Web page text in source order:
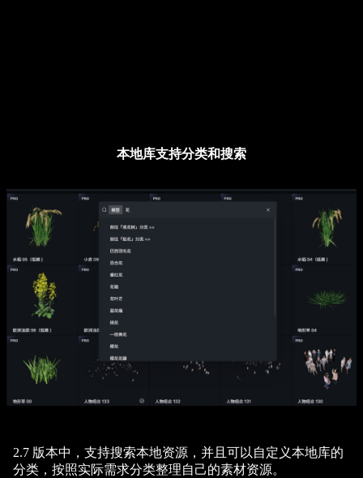
本地库支持分类和搜索
2.7 版本中，支持搜索本地资源，并且可以自定义本地库的
分类，按照实际需求分类整理自己的素材资源。